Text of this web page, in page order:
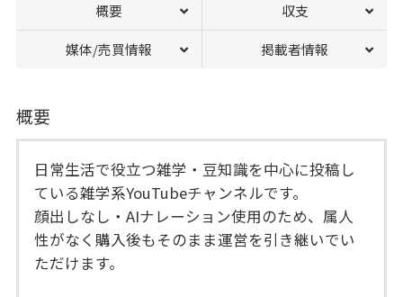
概要 収支
媒体/売買情報 掲載者情報
概要
日常生活で役立つ雑学・豆知識を中心に投稿し
ている雑学系YouTubeチャンネルです。
顔出しなし・AIナレーション使用のため、属人
性がなく購入後もそのまま運営を引き継いでい
ただけます。